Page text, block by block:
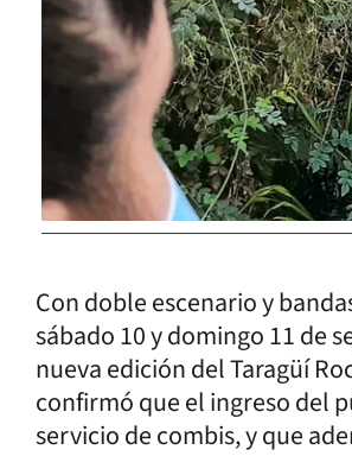
Con doble escenario y
sábado 10 y domingo 11 de
nueva edición del Taragüí
confirmó que el ingreso del
servicio de combis, y que